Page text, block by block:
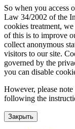
So when you access
Law 34/2002 of the
cookies treatment,
of this is to improve
collect anonymous
visitors to our site.
governed by the
you can disable
However, please
following the
Закрыть